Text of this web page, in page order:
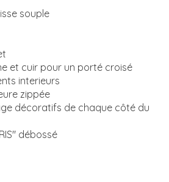
souple
et cuir pour un porté croisé
interieurs
zippée
décoratifs de chaque côté du
débossé